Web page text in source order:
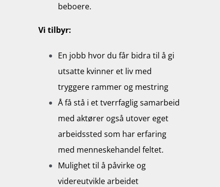
beboere.
Vi tilbyr:
En jobb hvor du får bidra til å gi
utsatte kvinner et liv med
tryggere rammer og mestring
Å få stå i et tverrfaglig samarbeid
med aktører også utover eget
arbeidssted som har erfaring
med menneskehandel feltet.
Mulighet til å påvirke og
videreutvikle arbeidet